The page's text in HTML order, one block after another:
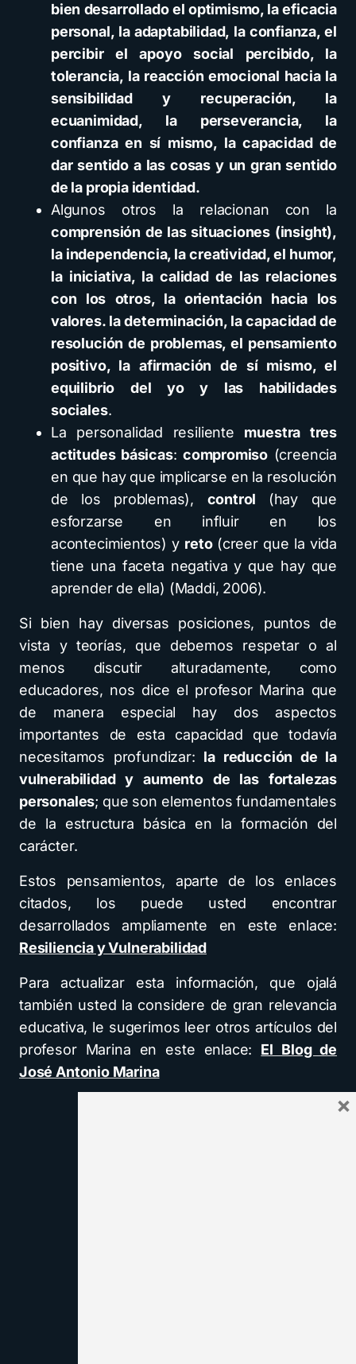
bien desarrollado el optimismo, la eficacia
personal, la adaptabilidad, la confianza, el
percibir el apoyo social percibido, la
tolerancia, la reacción emocional hacia la
sensibilidad y recuperación, la
ecuanimidad, la perseverancia, la
confianza en sí mismo, la capacidad de
dar sentido a las cosas y un gran sentido
de la propia identidad.
Algunos otros la relacionan con la
comprensión de las situaciones (insight),
la independencia, la creatividad, el humor,
la iniciativa, la calidad de las relaciones
con los otros, la orientación hacia los
valores. la determinación, la capacidad de
resolución de problemas, el pensamiento
positivo, la afirmación de sí mismo, el
equilibrio del yo y las habilidades
sociales.
La personalidad resiliente muestra tres
actitudes básicas: compromiso (creencia
en que hay que implicarse en la resolución
de los problemas), control
(hay que
esforzarse en influir en los
acontecimientos) y reto (creer que la vida
tiene una faceta negativa y que hay que
aprender de ella) (Maddi, 2006).
Si bien hay diversas posiciones, puntos de
vista y teorías, que debemos respetar o al
menos discutir alturadamente, como
educadores, nos dice el profesor Marina que
de manera especial hay dos aspectos
importantes de esta capacidad que todavía
necesitamos profundizar: la reducción de la
vulnerabilidad y aumento de las fortalezas
personales; que son elementos fundamentales
de la estructura básica en la formación del
carácter.
Estos pensamientos, aparte de los enlaces
citados, los puede usted encontrar
desarrollados ampliamente en este enlace:
Resiliencia y Vulnerabilidad
Para actualizar esta información, que ojalá
también usted la considere de gran relevancia
educativa, le sugerimos leer otros artículos del
profesor Marina en este enlace: El Blog de
José Antonio Marina
×